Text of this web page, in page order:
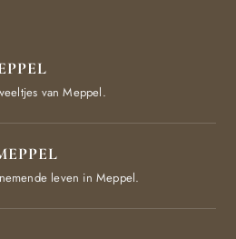
van Meppel.
leven in Meppel.